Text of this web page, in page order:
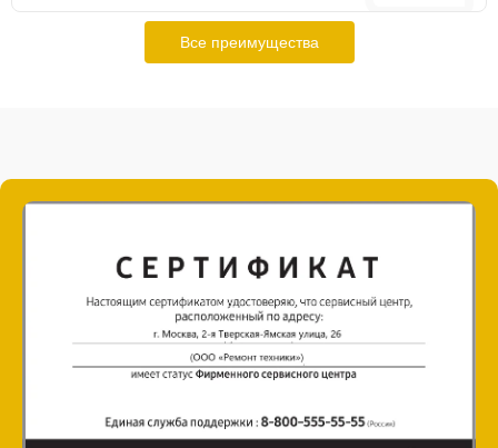
Все преимущества